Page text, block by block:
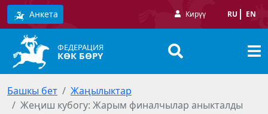
Анкета Кирүү RU EN
ФЕДЕРАЦИЯ
КӨК БӨРҮ
Башкы бет
Жаңылыктар
Жеңиш кубогу: Жарым финалчылар аныкталды